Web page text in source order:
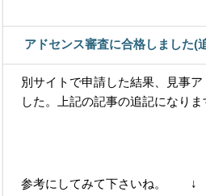
アドセンス審査に合格しました(
別サイトで申請した結果、見事
した。上記の記事の追記になりま
参考にしてみて下さいね。 ↓